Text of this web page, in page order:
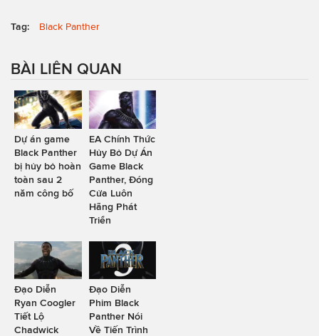
Tag: Black Panther
BÀI LIÊN QUAN
Dự án game
Black Panther
bị hủy bỏ hoàn
toàn sau 2
năm công bố
EA Chính Thức
Hủy Bỏ Dự Án
Game Black
Panther, Đóng
Cửa Luôn
Hãng Phát
Triển
Đạo Diễn
Ryan Coogler
Tiết Lộ
Chadwick
Đạo Diễn
Phim Black
Panther Nói
Về Tiến Trình